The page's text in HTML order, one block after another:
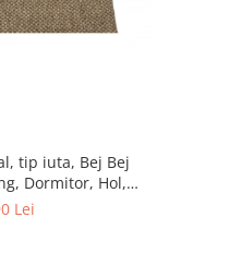
tip iuta, Bej Bej
Dormitor, Hol,
x 290 cm
Lei